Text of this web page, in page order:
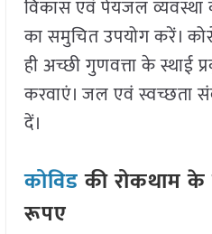
विकास एवं पेयजल व्यवस्था
का समुचित उपयोग करें।
ही अच्छी गुणवत्ता के स्थाई
करवाएं। जल एवं स्वच्छता
दें।
कोविडकी रोकथाम
रूपए